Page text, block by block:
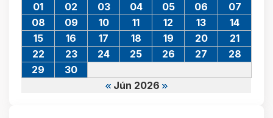
Jún 2026
01 02 03 04 05 06
07
08
09 10 11 12 13
14
15
16 17 18 19 20
21
22
23 24 25 26 27
28
29
30